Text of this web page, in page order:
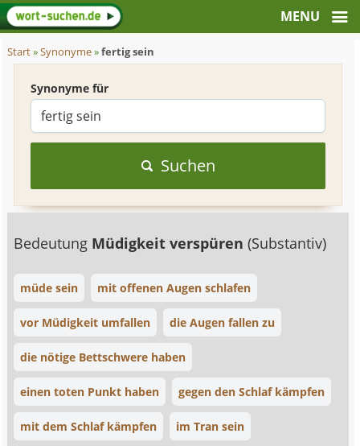
Start»Synonyme»fertig sein
Synonyme für
Suchen
Bedeutung Müdigkeit verspüren(Substantiv)
müde sein mit offenen Augen schlafen
vor Müdigkeit umfallen die Augen fallen zu
die nötige Bettschwere haben
einen toten Punkt haben gegen den Schlaf kämpfen
mit dem Schlaf kämpfen im Tran sein